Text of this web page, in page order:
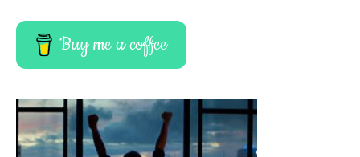
Buy me a coffee